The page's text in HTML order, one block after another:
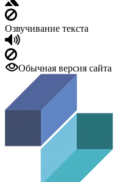
Озвучивание текста
Обычная версия сайта